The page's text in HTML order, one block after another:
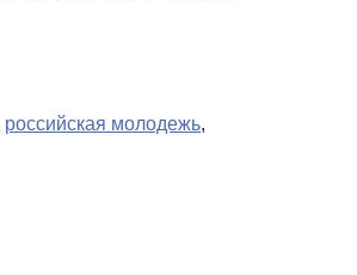
российская молодежь,